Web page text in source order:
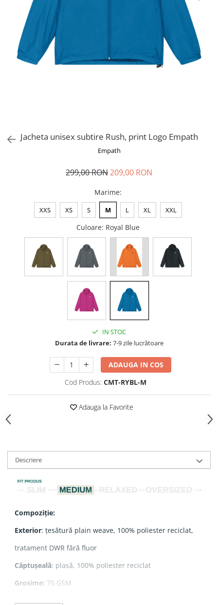
Jacheta unisex subtire Rush, print Logo Empath
Empath
299,00 RON209,00 RON
Marime:
XXS XS S M L XL XXL
Culoare: Royal Blue
IN STOC
Durata de livrare: 7-9 zile lucrătoare
ADAUGA IN COS
Cod Produs: CMT-RYBL-M
Adauga la Favorite
Descriere
Compoziție:
Exterior: țesătură plain weave, 100% poliester reciclat,
tratament DWR fără fluor
Căptușeală: plasă, 100% poliester reciclat
Grosime: 75 GSM